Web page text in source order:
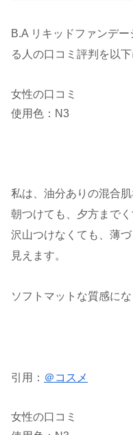
B.A リキッドファンデ
る人の口コミ評判を以下
女性の口コミ
使用色：N3
私は、油分ありの混合肌
朝つけても、夕方までく
沢山つけなくても、 薄づ
見えます。
ソフト マット な質感にな
引用： ＠コスメ
女性の口コミ